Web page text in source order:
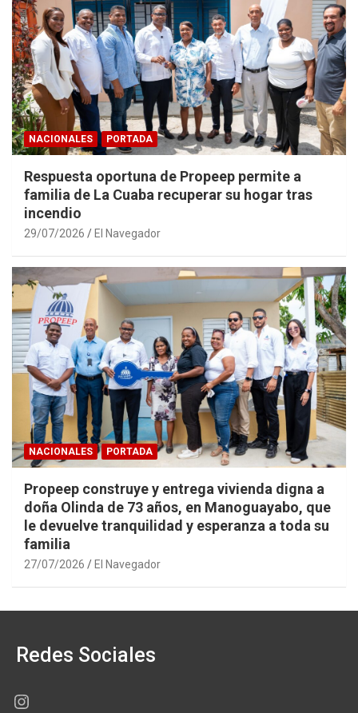
NACIONALES PORTADA
Respuesta oportuna de Propeep permite a
familia de La Cuaba recuperar su hogar tras
incendio
29/07/2026 El Navegador
NACIONALES PORTADA
Propeep construye y entrega vivienda digna a
doña Olinda de 73 años, en Manoguayabo, que
le devuelve tranquilidad y esperanza a toda su
familia
27/07/2026 El Navegador
Redes Sociales
Instagram